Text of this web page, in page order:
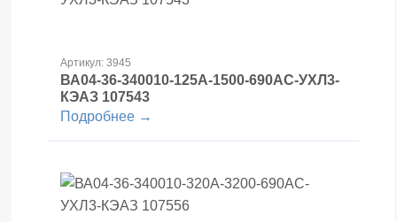
Артикул: 3945
ВА04-36-340010-125А-1500-690AC-УХЛ3-
КЭАЗ 107543
Подробнее →